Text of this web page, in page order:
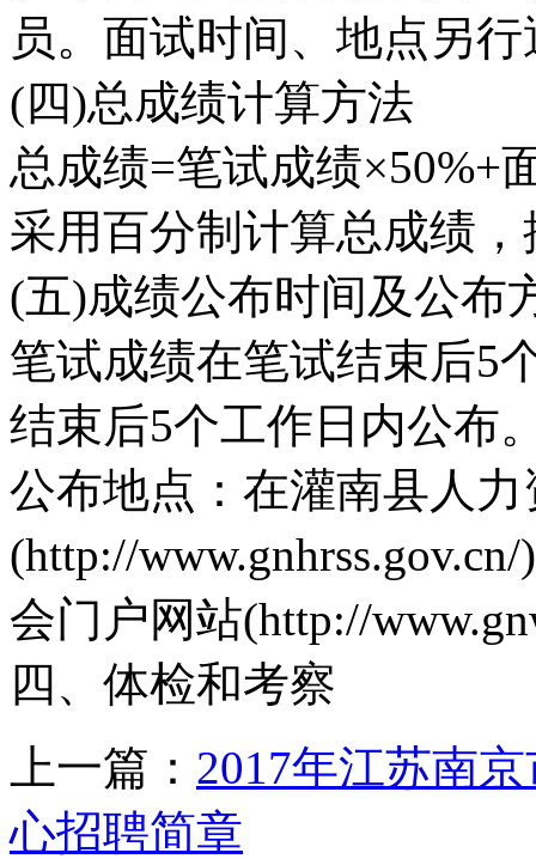
员。面试时间、地点另
(四)总成绩计算方法
总成绩=笔试成绩×50%+
采用百分制计算总成绩
(五)成绩公布时间及公布
笔试成绩在笔试结束后5
结束后5个工作日内公布
公布地点：在灌南县人
(http://
会门户网站(http://
四、体检和考察
上一篇： 2017年江苏南
心招聘简章